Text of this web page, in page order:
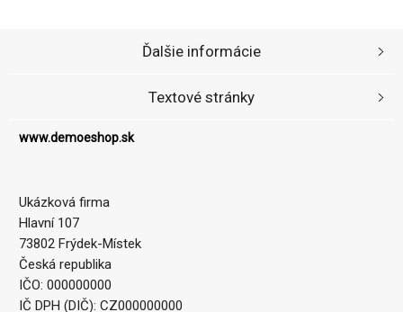
www.demoeshop.sk
Ukázková firma
Hlavní 107
73802 Frýdek-Místek
Česká republika
IČO: 000000000
IČ DPH (DIČ): CZ000000000
Ďalšie informácie
Textové stránky